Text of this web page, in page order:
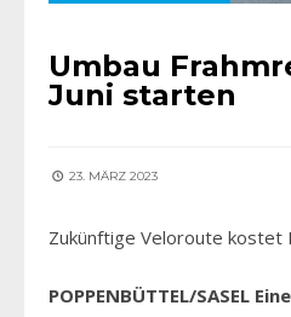
Umbau
Juni starten
23. MÄRZ 2023
Zukünftige Veloroute kostet
POPPENBÜTTEL/SASEL